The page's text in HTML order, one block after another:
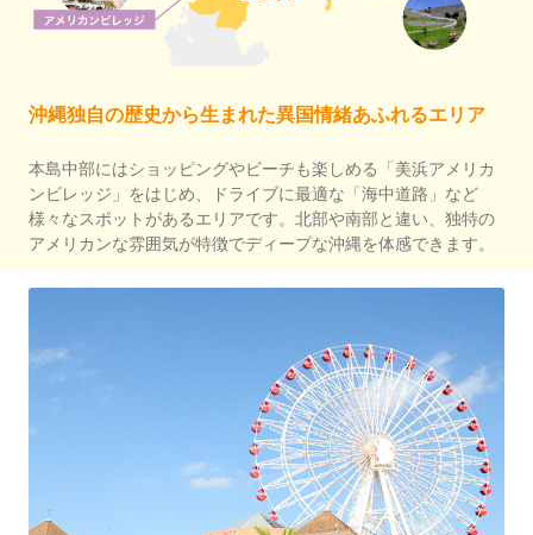
沖縄独自の歴史から生まれた異国情緒あふれるエリア
本島中部にはショッピングやビーチも楽しめる「美浜アメリカ
ンビレッジ」をはじめ、ドライブに最適な「海中道路」など
様々なスポットがあるエリアです。北部や南部と違い、独特の
アメリカンな雰囲気が特徴でディープな沖縄を体感できます。